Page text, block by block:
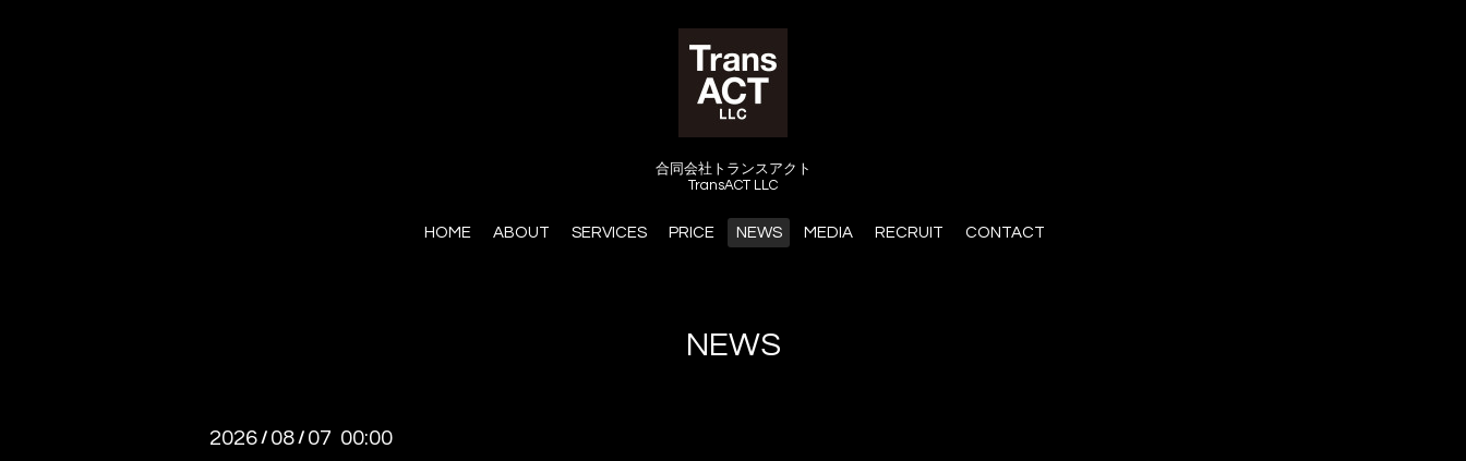
合同会社トランスアクト
TransACT LLC
HOME ABOUT SERVICES PRICE NEWS MEDIA RECRUIT CONTACT
NEWS
2026 / 08 / 07 00:00